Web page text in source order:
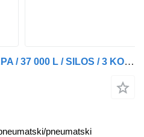
Spitzer CEMENTONACZEPA / 37 000 L / SILOS / 3 KOMORY / OSIE SAF / ALUFEL
pneumatski